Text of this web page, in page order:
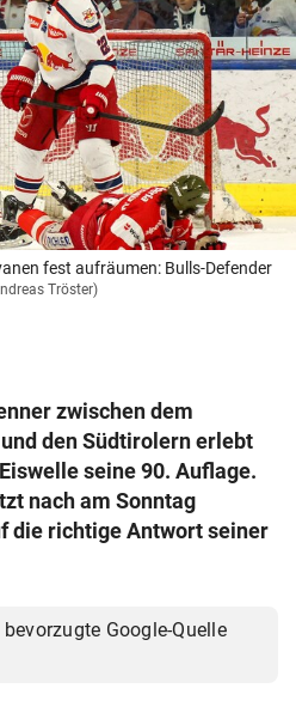
Co KG 2026
fest aufräumen: Bulls-Defender
Tröster)
zwischen dem
den Südtirolern erlebt
seine 90. Auflage.
nach am Sonntag
die richtige Antwort seiner
Google-Quelle